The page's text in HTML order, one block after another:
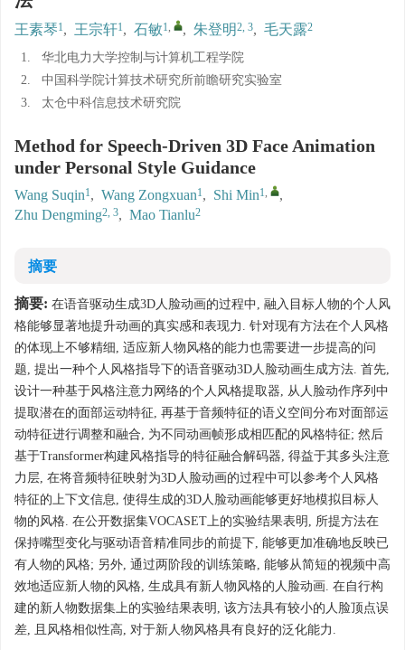
王素琴1, 王宗轩1, 石敏1, , 朱登明2, 3, 毛天露2
1.
华北电力大学控制与计算机工程学院
2.
中国科学院计算技术研究所前瞻研究实验室
3.
太仓中科信息技术研究院
Method for Speech-Driven 3D Face Animation
under Personal Style Guidance
Wang Suqin1, Wang Zongxuan1, Shi Min1,
,
Zhu Dengming2, 3, Mao Tianlu2
摘要
摘要: 在语音驱动生成3D人脸动画的过程中, 融入目标人物的个人风
格能够显著地提升动画的真实感和表现力. 针对现有方法在个人风格
的体现上不够精细, 适应新人物风格的能力也需要进一步提高的问
题, 提出一种个人风格指导下的语音驱动3D人脸动画生成方法. 首先,
设计一种基于风格注意力网络的个人风格提取器, 从人脸动作序列中
提取潜在的面部运动特征, 再基于音频特征的语义空间分布对面部运
动特征进行调整和融合, 为不同动画帧形成相匹配的风格特征; 然后
基于Transformer构建风格指导的特征融合解码器, 得益于其多头注意
力层, 在将音频特征映射为3D人脸动画的过程中可以参考个人风格
特征的上下文信息, 使得生成的3D人脸动画能够更好地模拟目标人
物的风格. 在公开数据集VOCASET上的实验结果表明, 所提方法在
保持嘴型变化与驱动语音精准同步的前提下, 能够更加准确地反映已
有人物的风格; 另外, 通过两阶段的训练策略, 能够从简短的视频中高
效地适应新人物的风格, 生成具有新人物风格的人脸动画. 在自行构
建的新人物数据集上的实验结果表明, 该方法具有较小的人脸顶点误
差, 且风格相似性高, 对于新人物风格具有良好的泛化能力.